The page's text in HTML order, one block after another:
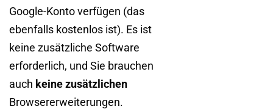
Google-Konto verfügen (das
ebenfalls kostenlos ist). Es ist
keine zusätzliche Software
erforderlich, und Sie brauchen
auch keine zusätzlichen
Browsererweiterungen.